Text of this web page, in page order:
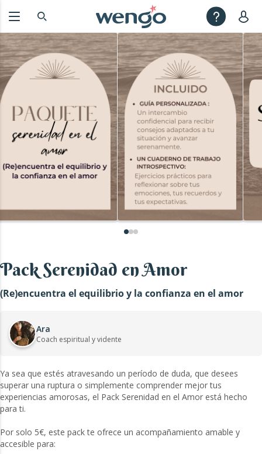
Pack Serenidad en Amor
(Re)encuentra el equilibrio y la confianza en el amor
Ara
Coach espiritual y vidente
Ya sea que estés atravesando un período de duda, que desees
superar una ruptura o simplemente comprender mejor tus
experiencias amorosas, el Pack Serenidad en el Amor está hecho
para ti.
Por solo 5€, este pack te ofrece un acompañamiento amable y
accesible para: